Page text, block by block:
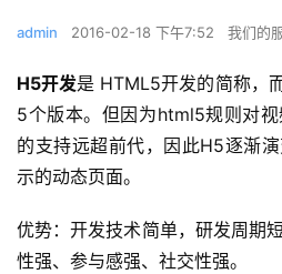
admin 2016-02-18 下午7:52 我们的
H5开发是 HTML5开发的简称，
5个版本。但因为html5规则对
的支持远超前代，因此H5逐渐
示的动态页面。
优势：开发技术简单，研发周期
性强、参与感强、社交性强。